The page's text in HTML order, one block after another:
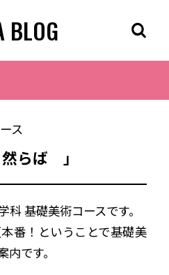
BLOG
ス
らば 」
基礎美術コースです。
番！ということで基礎美
です。